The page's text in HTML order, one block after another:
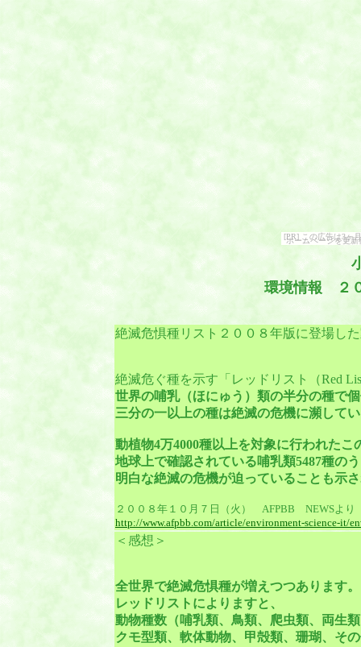
[PR] この広告は3ヶ
ホームページを更
環境情報 ２
絶滅危惧種リスト２００８年版に登場し
絶滅危ぐ種を示す「レッドリスト（Red
世界の哺乳（ほにゅう）類の半分の種で
三分の一以上の種は絶滅の危機に瀕して
動植物4万4000種以上を対象に行われたこ
地球上で確認されている哺乳類5487種の
明白な絶滅の危機が迫っていることも示
２００８年１０月７日（火） AFPBB NEWSよ
http://www.afpbb.com/article/environment-science-it/
＜感想＞
全世界で絶滅危惧種が増えつつあります。
レッドリストによりますと、
動物種数（哺乳類、鳥類、爬虫類、両生
クモ型類、軟体動物、甲殻類、珊瑚、そ